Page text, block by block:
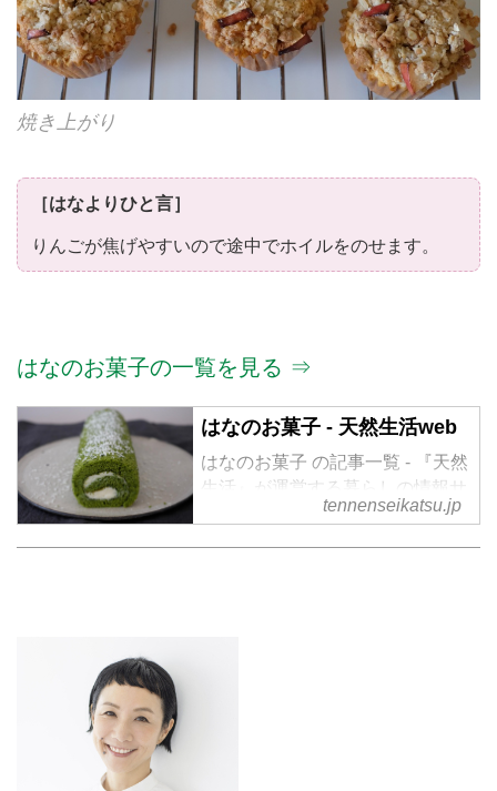
焼き上がり
［はなよりひと言］
りんごが焦げやすいので途中でホイルをのせます。
はなのお菓子の一覧を見る ⇒
はなのお菓子 - 天然生活web
はなのお菓子 の記事一覧 - 『天然
生活』が運営する暮らしの情報サ
イト。食やファッション、暮らし
tennenseikatsu.jp